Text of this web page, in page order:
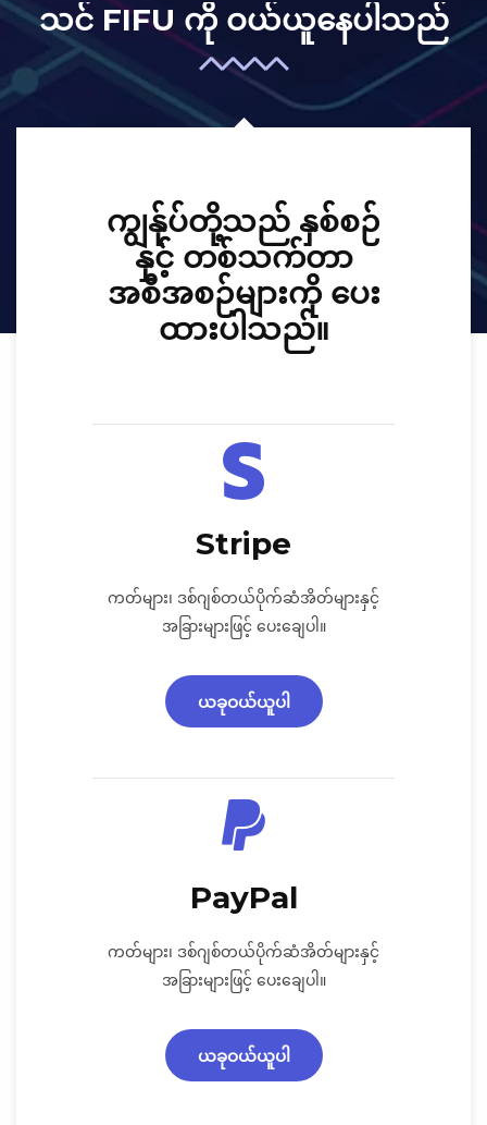
သင် FIFU ကို ဝယ်ယူနေပါသည်
ကျွန်ုပ်တို့သည် နှစ်စဉ်
နှင့် တစ်သက်တာ
အစီအစဉ်များကို ပေး
ထားပါသည်။
Stripe
ကတ်များ၊ ဒစ်ဂျစ်တယ်ပိုက်ဆံအိတ်များနှင့်
အခြားများဖြင့် ပေးချေပါ။
ယခုဝယ်ယူပါ
PayPal
ကတ်များ၊ ဒစ်ဂျစ်တယ်ပိုက်ဆံအိတ်များနှင့်
အခြားများဖြင့် ပေးချေပါ။
ယခုဝယ်ယူပါ